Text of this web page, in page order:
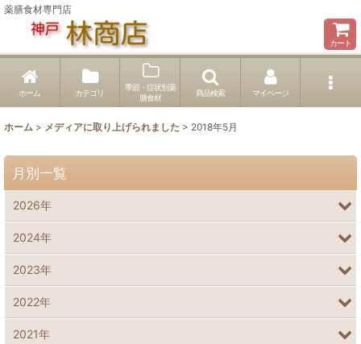
薬膳食材専門店
カート
ホーム カテゴリ
季節・症状別薬
膳食材
商品検索 マイページ
ホーム > メディアに取り上げられました > 2018年5月
月別一覧
2026年
2024年
2023年
2022年
2021年